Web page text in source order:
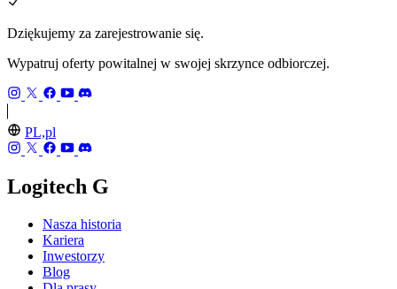
Dziękujemy za zarejestrowanie się.
Wypatruj oferty powitalnej w swojej skrzynce odbiorczej.
PL,pl
Logitech G
Nasza historia
Kariera
Inwestorzy
Blog